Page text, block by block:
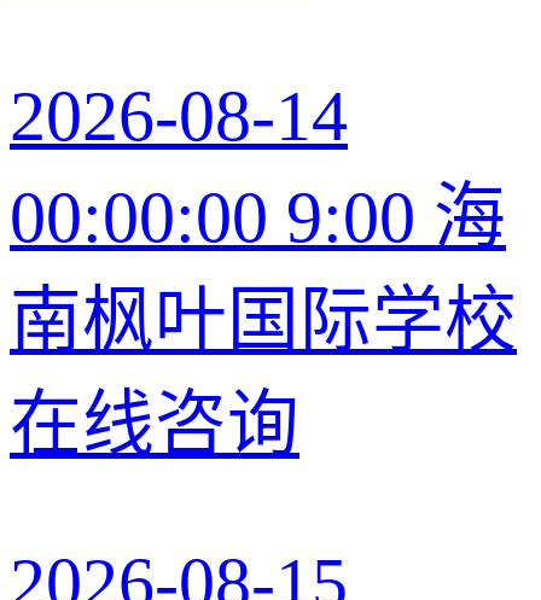
2026-08-14
00:00:00 9:00 海
南枫叶国际学校
在线咨询
2026-08-15